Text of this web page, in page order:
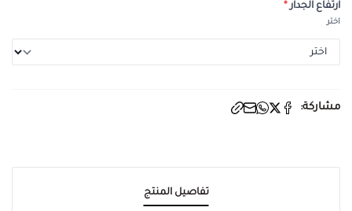
ارتفاع الجدار*
اختر
مشاركة:
تفاصيل المنتج